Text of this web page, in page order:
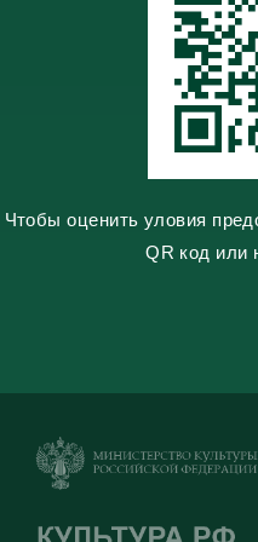
i
i
Чтобы оценить уловия
QR код или